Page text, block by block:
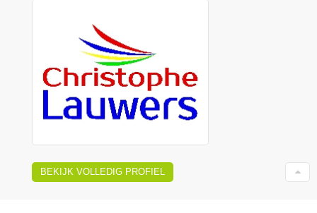
BEKIJK VOLLEDIG PROFIEL